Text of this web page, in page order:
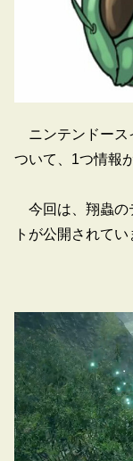
ニンテンドース
ついて、1つ情報
今回は、翔蟲の
トが公開されてい